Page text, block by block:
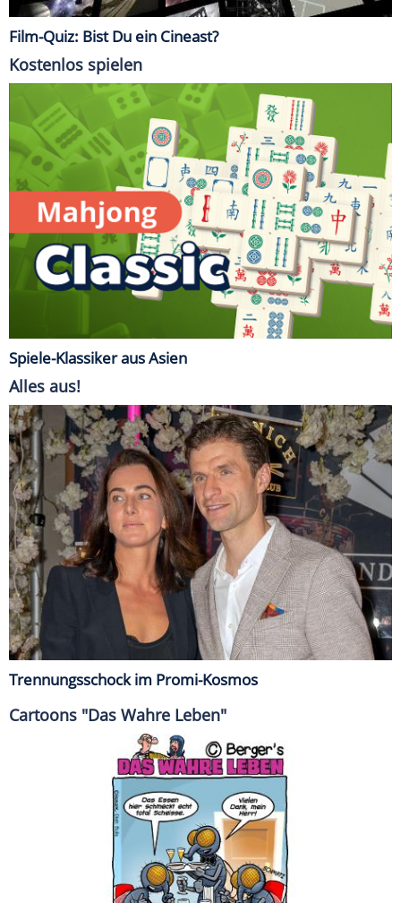
Film-Quiz: Bist Du ein Cineast?
Kostenlos spielen
Spiele-Klassiker aus Asien
Alles aus!
Trennungsschock im Promi-Kosmos
Cartoons "Das Wahre Leben"